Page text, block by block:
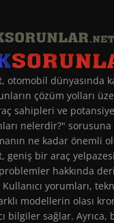
otomobil dünyasında
çözüm yolları
sahipleri ve
nelerdir?" sorusuna
ne kadar önemli
geniş bir araç
hakkında
yorumları,
modellerin olası
bilgiler sağlar. Ayrıca,